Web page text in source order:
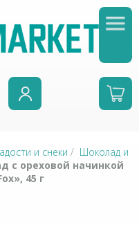
и снеки / Шоколад и
с ореховой начинкой
45 г